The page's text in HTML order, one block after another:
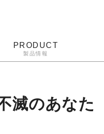
PRODUCT
製品情報
滅のあなた